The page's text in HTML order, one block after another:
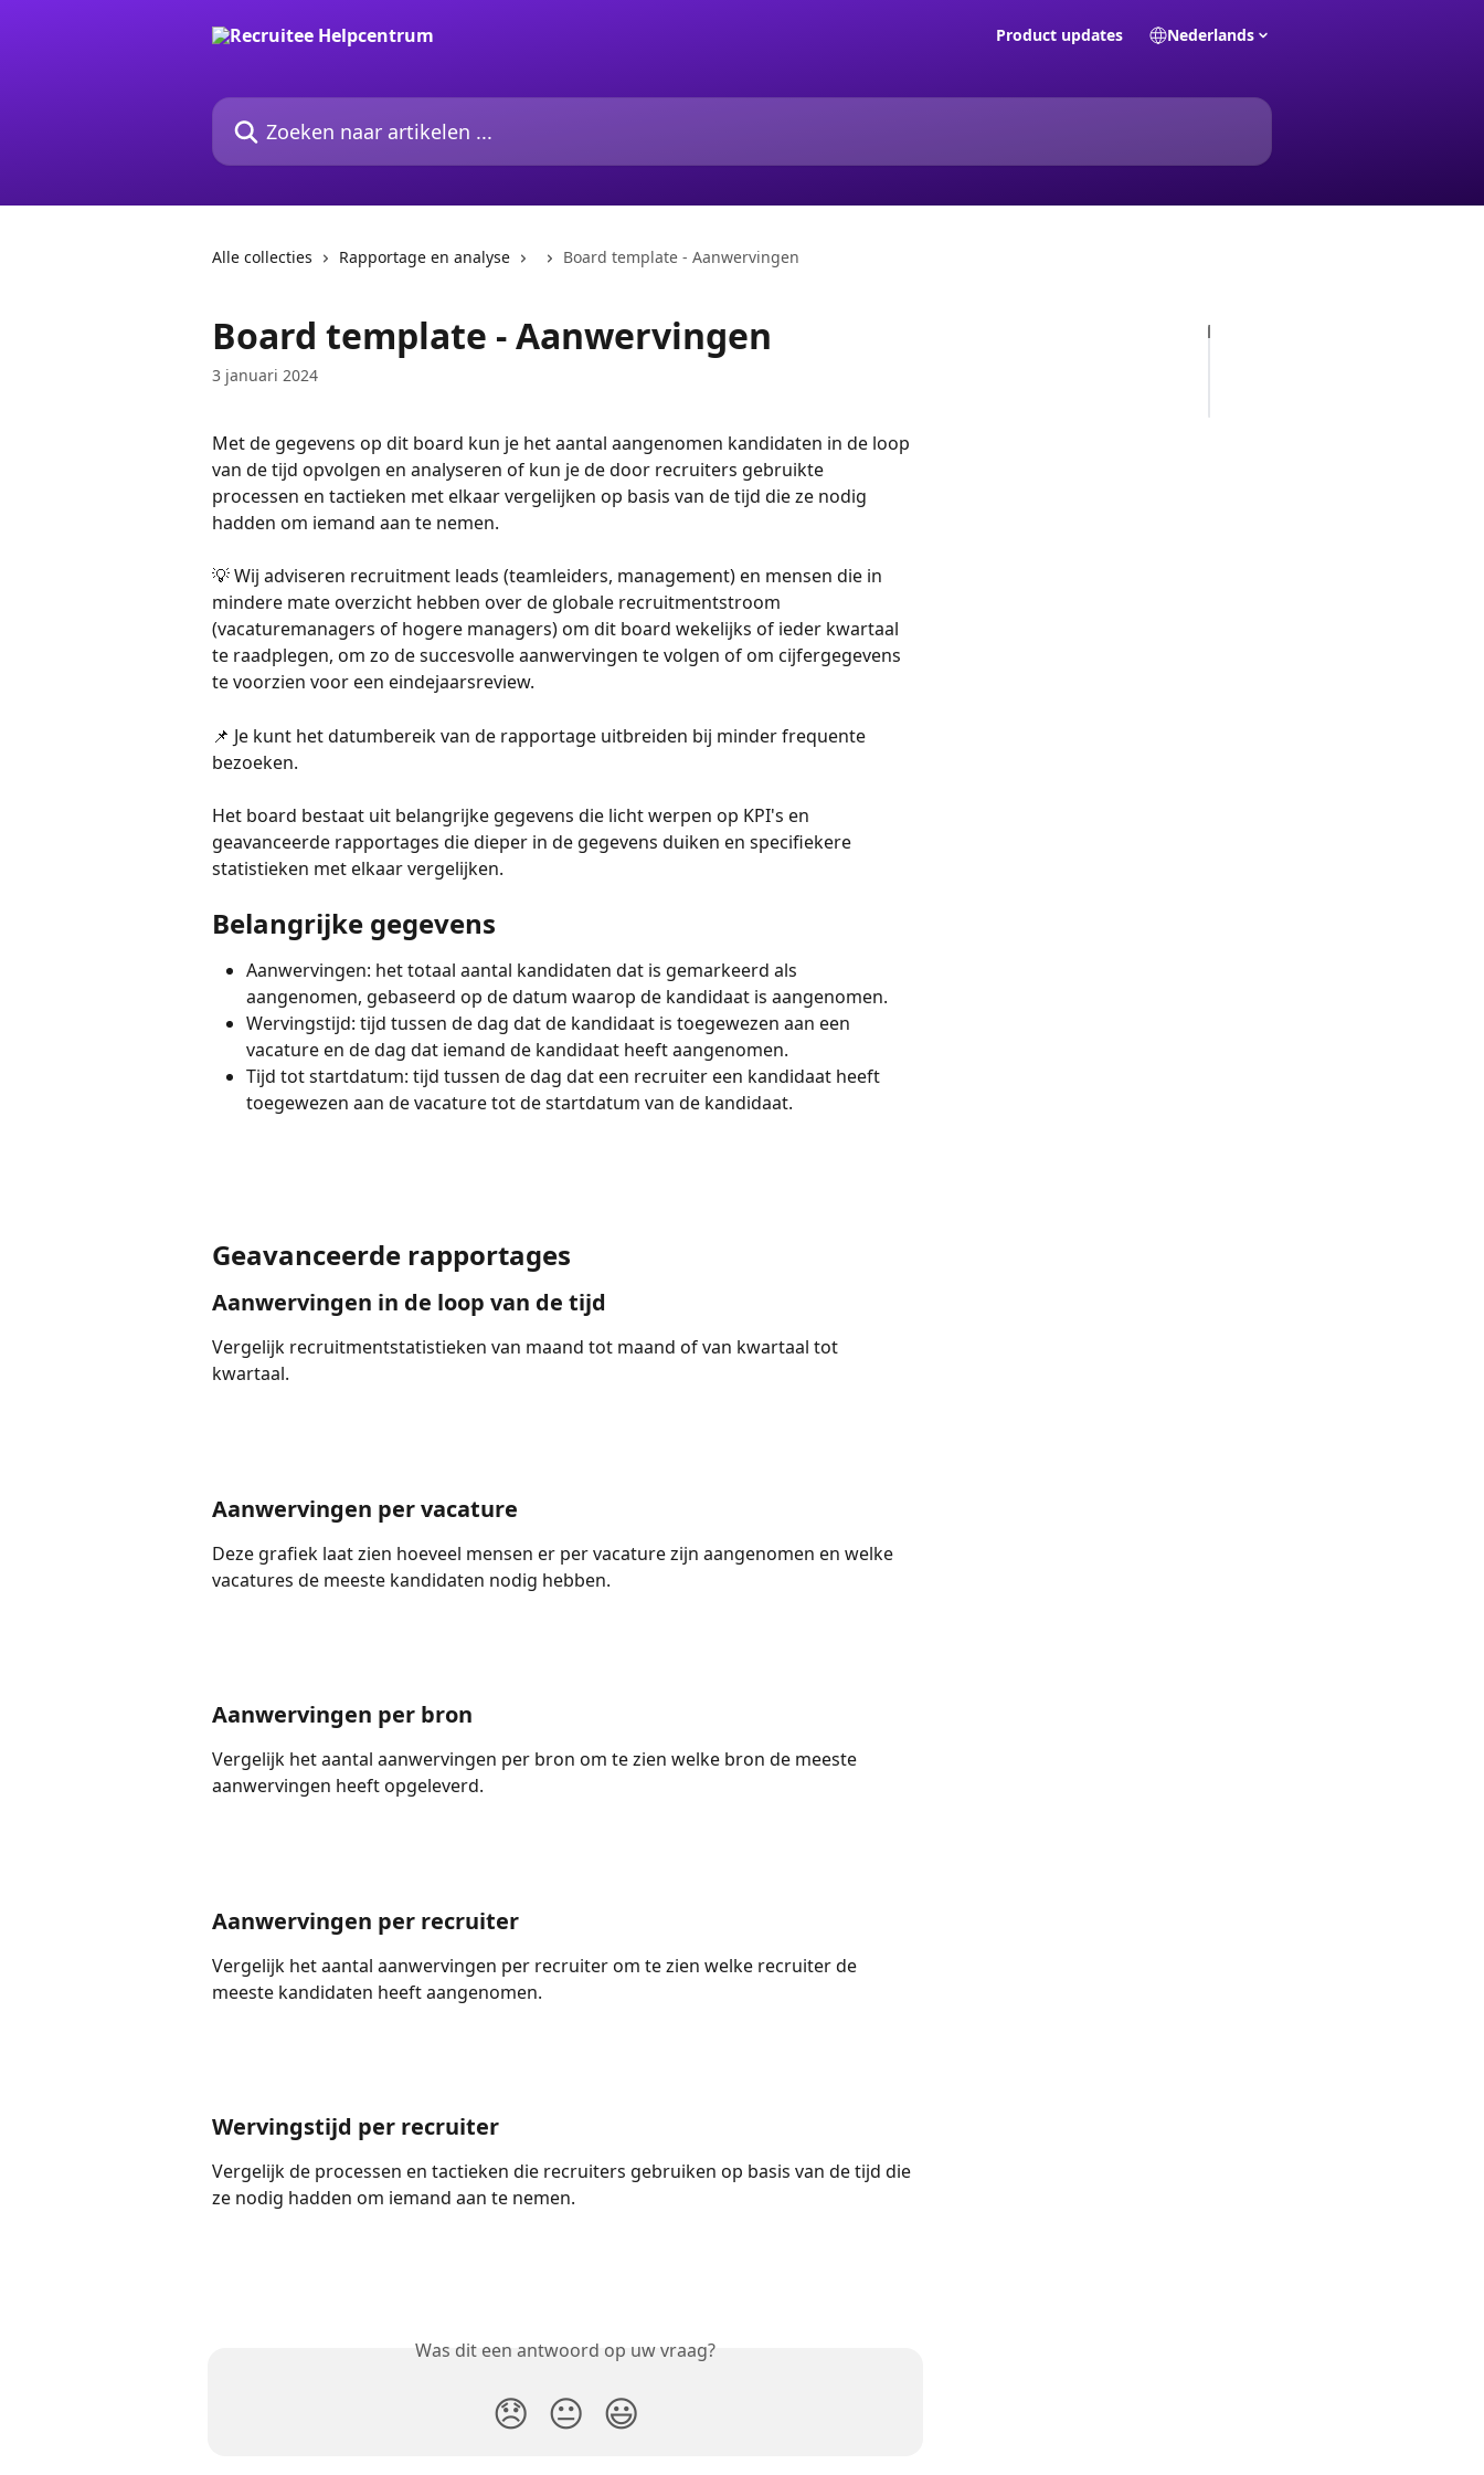
Product updates Nederlands
Zoeken naar artikelen ...
Alle collecties Rapportage en analyse Board template - Aanwervingen
Board template - Aanwervingen
3 januari 2024
Met de gegevens op dit board kun je het aantal aangenomen kandidaten in de loop
van de tijd opvolgen en analyseren of kun je de door recruiters gebruikte
processen en tactieken met elkaar vergelijken op basis van de tijd die ze nodig
hadden om iemand aan te nemen.
💡 Wij adviseren recruitment leads (teamleiders, management) en mensen die in
mindere mate overzicht hebben over de globale recruitmentstroom
(vacaturemanagers of hogere managers) om dit board wekelijks of ieder kwartaal
te raadplegen, om zo de succesvolle aanwervingen te volgen of om cijfergegevens
te voorzien voor een eindejaarsreview.
📌 Je kunt het datumbereik van de rapportage uitbreiden bij minder frequente
bezoeken.
Het board bestaat uit belangrijke gegevens die licht werpen op KPI's en
geavanceerde rapportages die dieper in de gegevens duiken en specifiekere
statistieken met elkaar vergelijken.
Belangrijke gegevens
Aanwervingen: het totaal aantal kandidaten dat is gemarkeerd als
aangenomen, gebaseerd op de datum waarop de kandidaat is aangenomen.
Wervingstijd: tijd tussen de dag dat de kandidaat is toegewezen aan een
vacature en de dag dat iemand de kandidaat heeft aangenomen.
Tijd tot startdatum: tijd tussen de dag dat een recruiter een kandidaat heeft
toegewezen aan de vacature tot de startdatum van de kandidaat.
Geavanceerde rapportages
Aanwervingen in de loop van de tijd
Vergelijk recruitmentstatistieken van maand tot maand of van kwartaal tot
kwartaal.
Aanwervingen per vacature
Deze grafiek laat zien hoeveel mensen er per vacature zijn aangenomen en welke
vacatures de meeste kandidaten nodig hebben.
Aanwervingen per bron
Vergelijk het aantal aanwervingen per bron om te zien welke bron de meeste
aanwervingen heeft opgeleverd.
Aanwervingen per recruiter
Vergelijk het aantal aanwervingen per recruiter om te zien welke recruiter de
meeste kandidaten heeft aangenomen.
Wervingstijd per recruiter
Vergelijk de processen en tactieken die recruiters gebruiken op basis van de tijd die
ze nodig hadden om iemand aan te nemen.
Was dit een antwoord op uw vraag?
😞 😐 😃